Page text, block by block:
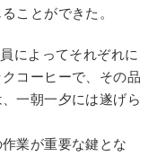
ことができた。
によってそれぞれに
コーヒーで、その品
一朝一夕には遂げら
業が重要な鍵とな